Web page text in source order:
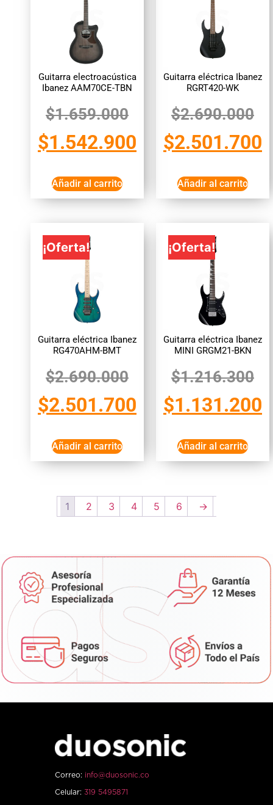
Guitarra electroacústica
Ibanez AAM70CE-TBN
$1.659.000
$1.542.900
Añadir al carrito
Guitarra eléctrica Ibanez
RGRT420-WK
$2.690.000
$2.501.700
Añadir al carrito
¡Oferta!
Guitarra eléctrica Ibanez
RG470AHM-BMT
$2.690.000
$2.501.700
Añadir al carrito
¡Oferta!
Guitarra eléctrica Ibanez
MINI GRGM21-BKN
$1.216.300
$1.131.200
Añadir al carrito
1 2 3 4 5 6 →
Correo: info@duosonic.co
Celular: 319 5495871